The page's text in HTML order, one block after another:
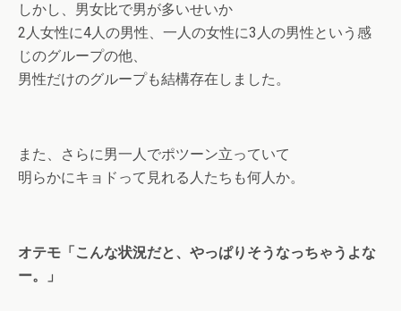
しかし、男女比で男が多いせいか
2人女性に4人の男性、一人の女性に3人の男性という感
じのグループの他、
男性だけのグループも結構存在しました。
また、さらに男一人でポツーン立っていて
明らかにキョドって見れる人たちも何人か。
オテモ「こんな状況だと、やっぱりそうなっちゃうよな
ー。」